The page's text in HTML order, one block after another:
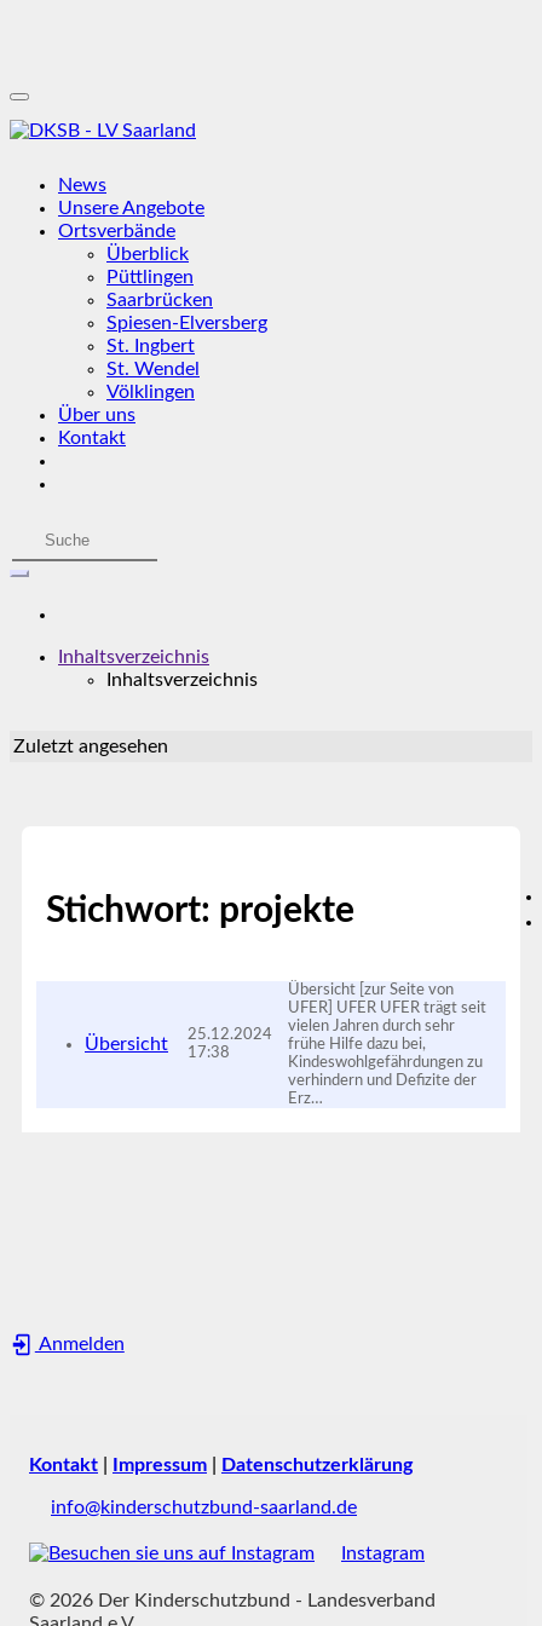
News
Unsere Angebote
Ortsverbände
Überblick
Püttlingen
Saarbrücken
Spiesen-Elversberg
St. Ingbert
St. Wendel
Völklingen
Über uns
Kontakt
Inhaltsverzeichnis
Inhaltsverzeichnis
Zuletzt angesehen
Stichwort: projekte
Übersicht
25.12.2024
17:38
Übersicht [zur Seite von
UFER] UFER UFER trägt seit
vielen Jahren durch sehr
frühe Hilfe dazu bei,
Kindeswohlgefährdungen zu
verhindern und Defizite der
Erz…
Anmelden
Kontakt Impressum Datenschutzerklärung
info@kinderschutzbund-saarland.de
Instagram
© 2026 Der Kinderschutzbund - Landesverband